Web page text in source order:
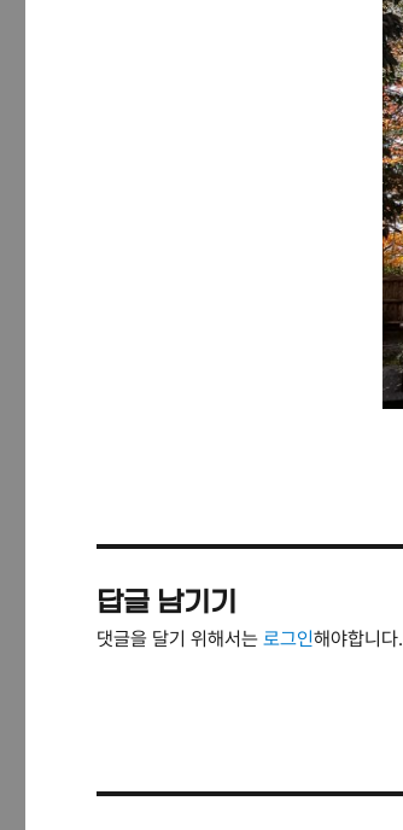
답글 남기기
댓글을 달기 위해서는로그인해야합니다.